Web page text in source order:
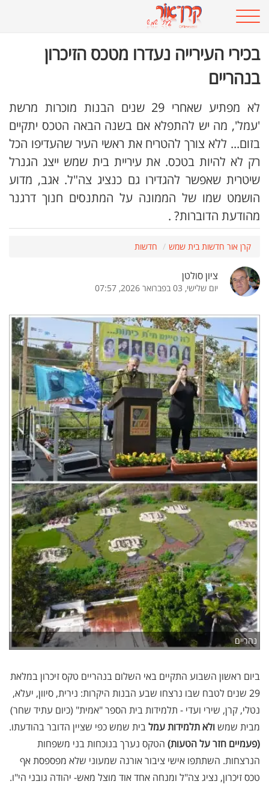
בכירי העירייה נעדרו מטכס הזיכרון
בנהריים
לא מפתיע שאחרי 29 שנים הבנות מוכרות מרשת
'עמל', מה יש להתפלא אם בשנה הבאה הטכס יתקיים
בזום... ללא צורך להטריח את ראשי העיר שהעדיפו הכל
רק לא להיות בטכס. את עיריית בית שמש ייצג הגנרל
שיטרית שאפשר להגדירו גם כנציג צה"ל. אגב, מדוע
הושמט שמו של הממונה על המתנסים חנוך דרגנר
מהודעת הדוברות? .
קרן אור חדשות בית שמש חדשות
ציון סולטן
יום שלישי, 03 בפברואר 2026, 07:57
נהריים
ביום ראשון השבוע התקיים באי השלום בנהריים טקס זיכרון במלאת
29 שנים לטבח שבו נרצחו שבע הבנות היקרות: נירית, סיוון, יעלא,
נטלי, קרן, שירי ועדי - תלמידות בית הספר "אמית" (כיום עתיד שחר)
מבית שמשולא תלמידות עמלבית שמש כפי שציין הדובר בהודעתו.
(פעמיים חזר על הטעות) הטקס נערך בנוכחות בני משפחות
הנרצחות. השתתפו אישי ציבור אורנה שמעוני שלא מפספסת אף
טכס זיכרון, נציג צה"ל ומנחה אחד אוד מוצל מאש- יהודה גובני הי"ו.